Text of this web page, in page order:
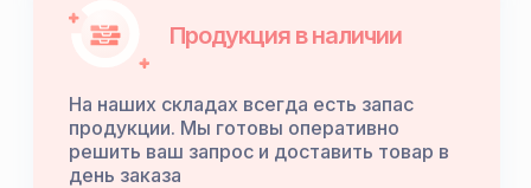
Продукция в наличии
На наших складах всегда есть запас
продукции. Мы готовы оперативно
решить ваш запрос и доставить товар в
день заказа